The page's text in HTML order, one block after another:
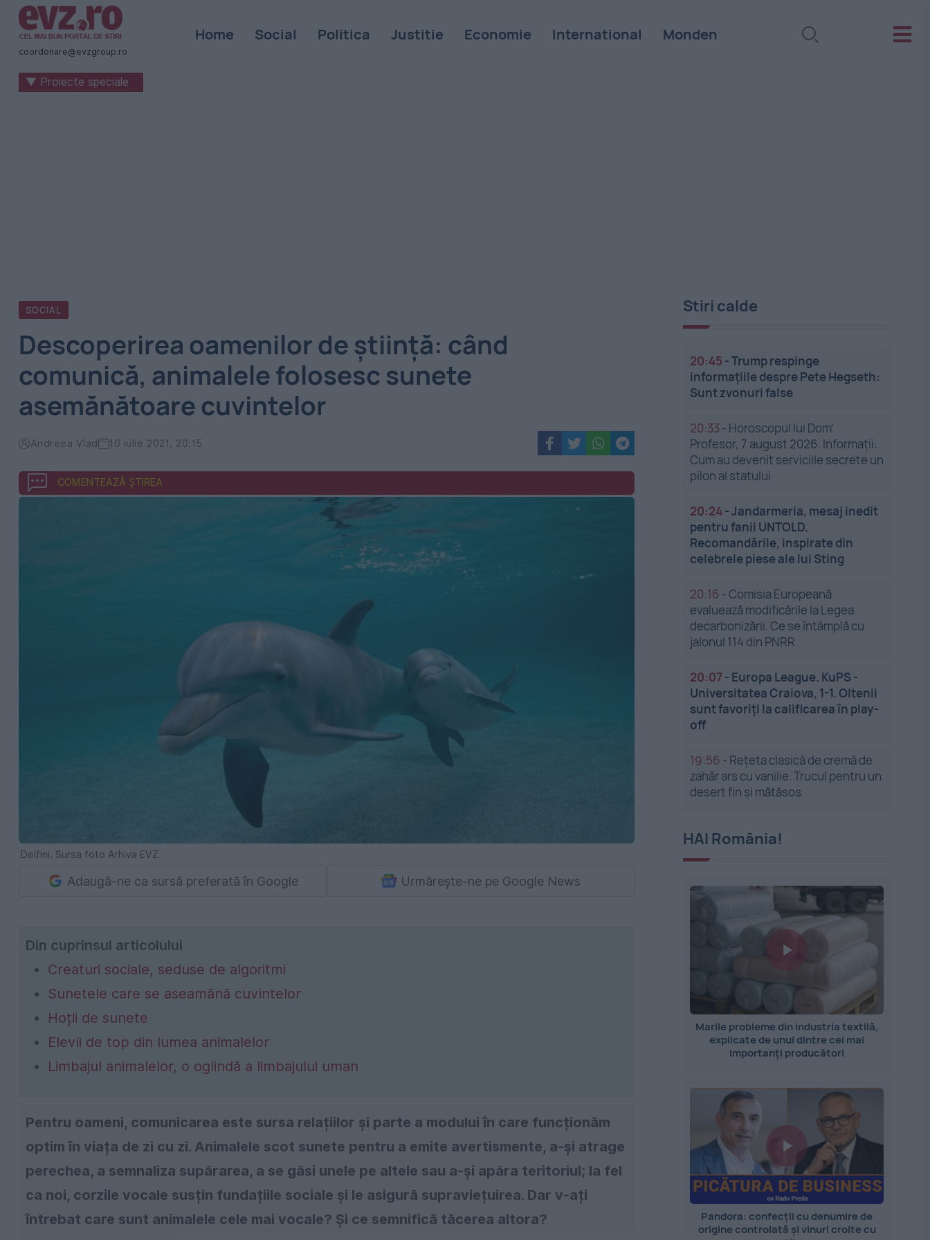
Știri
naționale
internaționale
coordonare@evzgroup.ro
Home Social Politica Justitie Economie International Monden
▼ Proiecte speciale
SOCIAL
Descoperirea oamenilor de știință: când
comunică, animalele folosesc sunete
asemănătoare cuvintelor
Andreea Vlad 10 iulie 2021, 20:15
COMENTEAZĂ ȘTIREA
Delfini. Sursa foto Arhiva EVZ
Adaugă-ne ca sursă preferată în Google Urmărește-ne pe Google News
Din cuprinsul articolului
Creaturi sociale, seduse de algoritmi
Sunetele care se aseamănă cuvintelor
Hoții de sunete
Elevii de top din lumea animalelor
Limbajul animalelor, o oglindă a limbajului uman
Pentru oameni, comunicarea este sursa relațiilor și parte a modului în care funcționăm
optim în viața de zi cu zi. Animalele scot sunete pentru a emite avertismente, a-și atrage
perechea, a semnaliza supărarea, a se găsi unele pe altele sau a-și apăra teritoriul; la fel
ca noi, corzile vocale susțin fundațiile sociale și le asigură supraviețuirea. Dar v-ați
întrebat care sunt animalele cele mai vocale? Și ce semnifică tăcerea altora?
Stiri calde
20:45 -Trump respinge
informațiile despre Pete Hegseth:
Sunt zvonuri false
20:33 - Horoscopul lui Dom’
Profesor, 7 august 2026. Informații:
Cum au devenit serviciile secrete un
pilon al statului
20:24-Jandarmeria, mesaj inedit
pentru fanii UNTOLD.
Recomandările, inspirate din
celebrele piese ale lui Sting
20:16 -Comisia Europeană
evaluează modificările la Legea
decarbonizării. Ce se întâmplă cu
jalonul 114 din PNRR
20:07 - Europa League. KuPS -
Universitatea Craiova, 1-1. Oltenii
sunt favoriți la calificarea în play-
off
19:56 - Rețeta clasică de cremă de
zahăr ars cu vanilie. Trucul pentru un
desert fin și mătăsos
HAI România!
Marile probleme din industria textilă,
explicate de unul dintre cei mai
importanți producători
Pandora: confecții cu denumire de
origine controlată și vinuri croite cu